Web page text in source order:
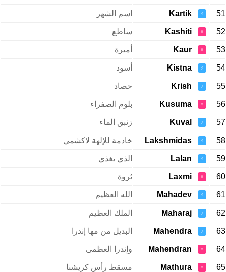
51
♂
Kartik اسم الشهر
52
♀
Kashiti ساطع
53
♀
Kaur أميرة
54
♂
Kistna أسود
55
♂
Krish حصاد
56
♀
Kusuma بلوم الصفراء
57
♂
Kuval زنبق الماء
58
♂
Lakshmidas خادمة للإلهة لاكشمي
59
♂
Lalan الذي يغذي
60
♀
Laxmi ثروة
61
♂
Mahadev الله العظيم
62
♂
Maharaj الملك العظيم
63
♂
Mahendra البديل من مها إندرا
64
♀
Mahendran وإندرا العظمى
65
♀
Mathura مسقط رأس كريشنا